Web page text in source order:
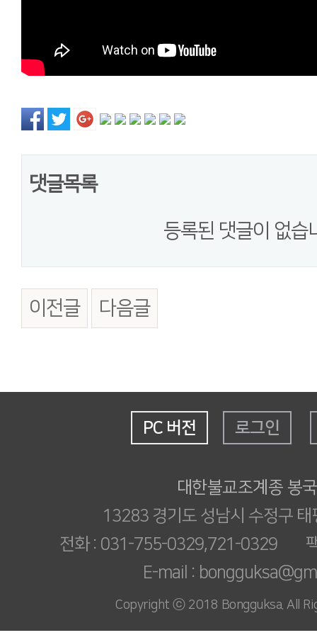
댓글목록
등록된 댓글이 없습
이전글 다음글
PC 버전 로그인
대한불교조계종 봉
13283 경기도 성남시 수정구
전화 : 031-755-0329,721-0329
E-mail :
Copyright ⓒ 2018 Bongguksa. All